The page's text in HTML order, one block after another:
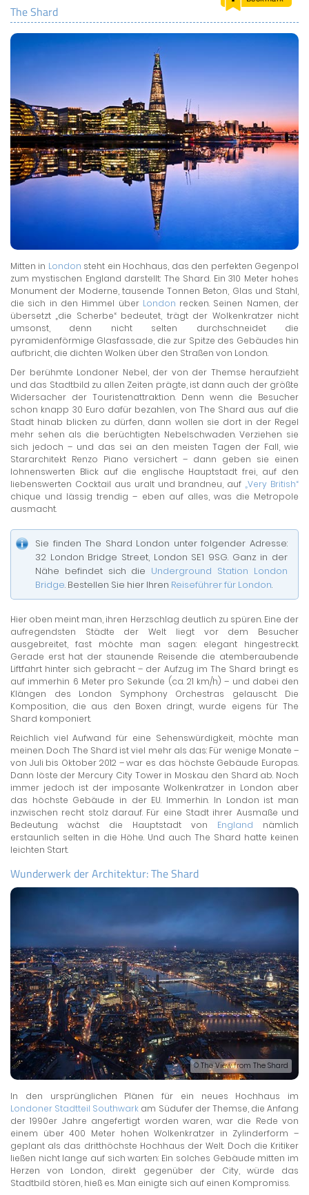
LERNCENTER
ENGLISCH
ENGLAND ZUHAUSE
BRITISH SHOP
The Shard
Mitten in London steht ein Hochhaus, das den perfekten Gegenpol
zum mystischen England darstellt: The Shard. Ein 310 Meter hohes
Monument der Moderne, tausende Tonnen Beton, Glas und Stahl,
die sich in den Himmel über London recken. Seinen Namen, der
übersetzt „die Scherbe“ bedeutet, trägt der Wolkenkratzer nicht
umsonst, denn nicht selten durchschneidet die
pyramidenförmige Glasfassade, die zur Spitze des Gebäudes hin
aufbricht, die dichten Wolken über den Straßen von London.
Der berühmte Londoner Nebel, der von der Themse heraufzieht
und das Stadtbild zu allen Zeiten prägte, ist dann auch der größte
Widersacher der Touristenattraktion. Denn wenn die Besucher
schon knapp 30 Euro dafür bezahlen, von The Shard aus auf die
Stadt hinab blicken zu dürfen, dann wollen sie dort in der Regel
mehr sehen als die berüchtigten Nebelschwaden. Verziehen sie
sich jedoch – und das sei an den meisten Tagen der Fall, wie
Stararchitekt Renzo Piano versichert – dann geben sie einen
lohnenswerten Blick auf die englische Hauptstadt frei, auf den
liebenswerten Cocktail aus uralt und brandneu, auf „Very British“
chique und lässig trendig – eben auf alles, was die Metropole
ausmacht.
Sie finden The Shard London unter folgender Adresse:
32 London Bridge Street, London SE1 9SG. Ganz in der
Nähe befindet sich die Underground Station London
Bridge. Bestellen Sie hier Ihren Reiseführer für London.
Hier oben meint man, ihren Herzschlag deutlich zu spüren. Eine der
aufregendsten Städte der Welt liegt vor dem Besucher
ausgebreitet, fast möchte man sagen: elegant hingestreckt.
Gerade erst hat der staunende Reisende die atemberaubende
Liftfahrt hinter sich gebracht – der Aufzug im The Shard bringt es
auf immerhin 6 Meter pro Sekunde (ca. 21 km/h) – und dabei den
Klängen des London Symphony Orchestras gelauscht. Die
Komposition, die aus den Boxen dringt, wurde eigens für The
Shard komponiert.
Reichlich viel Aufwand für eine Sehenswürdigkeit, möchte man
meinen. Doch The Shard ist viel mehr als das: Für wenige Monate –
von Juli bis Oktober 2012 – war es das höchste Gebäude Europas.
Dann löste der Mercury City Tower in Moskau den Shard ab. Noch
immer jedoch ist der imposante Wolkenkratzer in London aber
das höchste Gebäude in der EU. Immerhin. In London ist man
inzwischen recht stolz darauf. Für eine Stadt ihrer Ausmaße und
Bedeutung wächst die Hauptstadt von England nämlich
erstaunlich selten in die Höhe. Und auch The Shard hatte keinen
leichten Start.
Wunderwerk der Architektur: The Shard
© The View from The Shard
In den ursprünglichen Plänen für ein neues Hochhaus im
Londoner Stadtteil Southwark am Südufer der Themse, die Anfang
der 1990er Jahre angefertigt worden waren, war die Rede von
einem über 400 Meter hohen Wolkenkratzer in Zylinderform –
geplant als das dritthöchste Hochhaus der Welt. Doch die Kritiker
ließen nicht lange auf sich warten: Ein solches Gebäude mitten im
Herzen von London, direkt gegenüber der City, würde das
Stadtbild stören, hieß es. Man einigte sich auf einen Kompromiss.